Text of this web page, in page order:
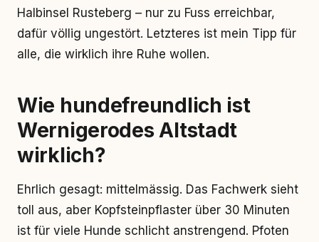
Halbinsel Rusteberg – nur zu Fuss erreichbar,
dafür völlig ungestört. Letzteres ist mein Tipp für
alle, die wirklich ihre Ruhe wollen.
Wie hundefreundlich ist
Wernigerodes Altstadt
wirklich?
Ehrlich gesagt: mittelmässig. Das Fachwerk sieht
toll aus, aber Kopfsteinpflaster über 30 Minuten
ist für viele Hunde schlicht anstrengend. Pfoten